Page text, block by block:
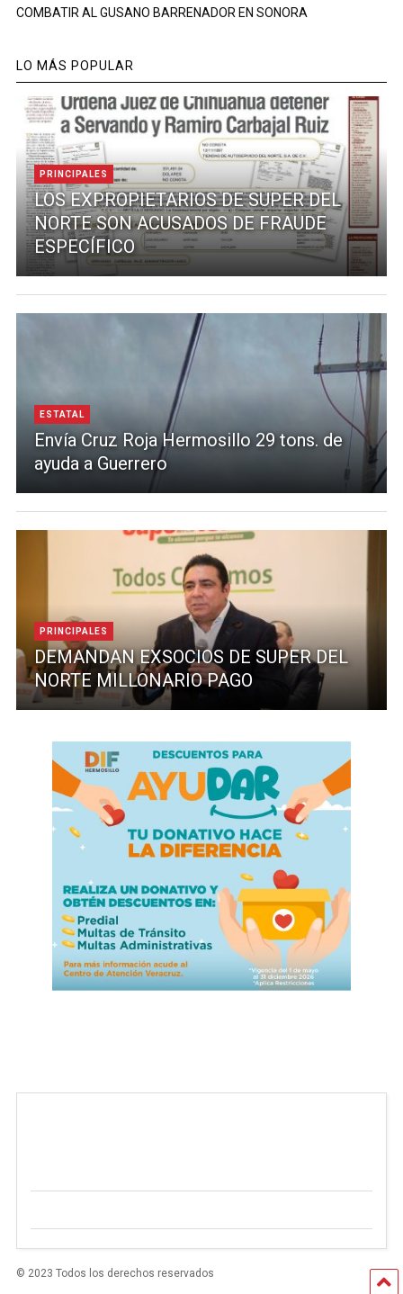
COMBATIR AL GUSANO BARRENADOR EN SONORA
LO MÁS POPULAR
PRINCIPALES
LOS EXPROPIETARIOS DE SUPER DEL
NORTE SON ACUSADOS DE FRAUDE
ESPECÍFICO
ESTATAL
Envía Cruz Roja Hermosillo 29 tons. de
ayuda a Guerrero
PRINCIPALES
DEMANDAN EXSOCIOS DE SUPER DEL
NORTE MILLONARIO PAGO
© 2023 Todos los derechos reservados